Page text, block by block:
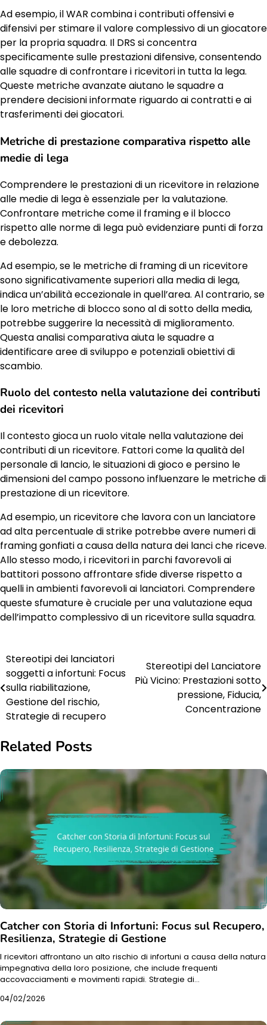
Ad esempio, il WAR combina i contributi offensivi e
difensivi per stimare il valore complessivo di un giocatore
per la propria squadra. Il DRS si concentra
specificamente sulle prestazioni difensive, consentendo
alle squadre di confrontare i ricevitori in tutta la lega.
Queste metriche avanzate aiutano le squadre a
prendere decisioni informate riguardo ai contratti e ai
trasferimenti dei giocatori.
Metriche di prestazione comparativa rispetto alle
medie di lega
Comprendere le prestazioni di un ricevitore in relazione
alle medie di lega è essenziale per la valutazione.
Confrontare metriche come il framing e il blocco
rispetto alle norme di lega può evidenziare punti di forza
e debolezza.
Ad esempio, se le metriche di framing di un ricevitore
sono significativamente superiori alla media di lega,
indica un’abilità eccezionale in quell’area. Al contrario, se
le loro metriche di blocco sono al di sotto della media,
potrebbe suggerire la necessità di miglioramento.
Questa analisi comparativa aiuta le squadre a
identificare aree di sviluppo e potenziali obiettivi di
scambio.
Ruolo del contesto nella valutazione dei contributi
dei ricevitori
Il contesto gioca un ruolo vitale nella valutazione dei
contributi di un ricevitore. Fattori come la qualità del
personale di lancio, le situazioni di gioco e persino le
dimensioni del campo possono influenzare le metriche di
prestazione di un ricevitore.
Ad esempio, un ricevitore che lavora con un lanciatore
ad alta percentuale di strike potrebbe avere numeri di
framing gonfiati a causa della natura dei lanci che riceve.
Allo stesso modo, i ricevitori in parchi favorevoli ai
battitori possono affrontare sfide diverse rispetto a
quelli in ambienti favorevoli ai lanciatori. Comprendere
queste sfumature è cruciale per una valutazione equa
dell’impatto complessivo di un ricevitore sulla squadra.
Post
navigation
Stereotipi dei lanciatori
soggetti a infortuni: Focus
sulla riabilitazione,
Gestione del rischio,
Strategie di recupero
Stereotipi del Lanciatore
Più Vicino: Prestazioni sotto
pressione, Fiducia,
Concentrazione
Related Posts
Catcher con Storia di Infortuni: Focus sul Recupero,
Resilienza, Strategie di Gestione
I ricevitori affrontano un alto rischio di infortuni a causa della natura
impegnativa della loro posizione, che include frequenti
accovacciamenti e movimenti rapidi. Strategie di…
04/02/2026